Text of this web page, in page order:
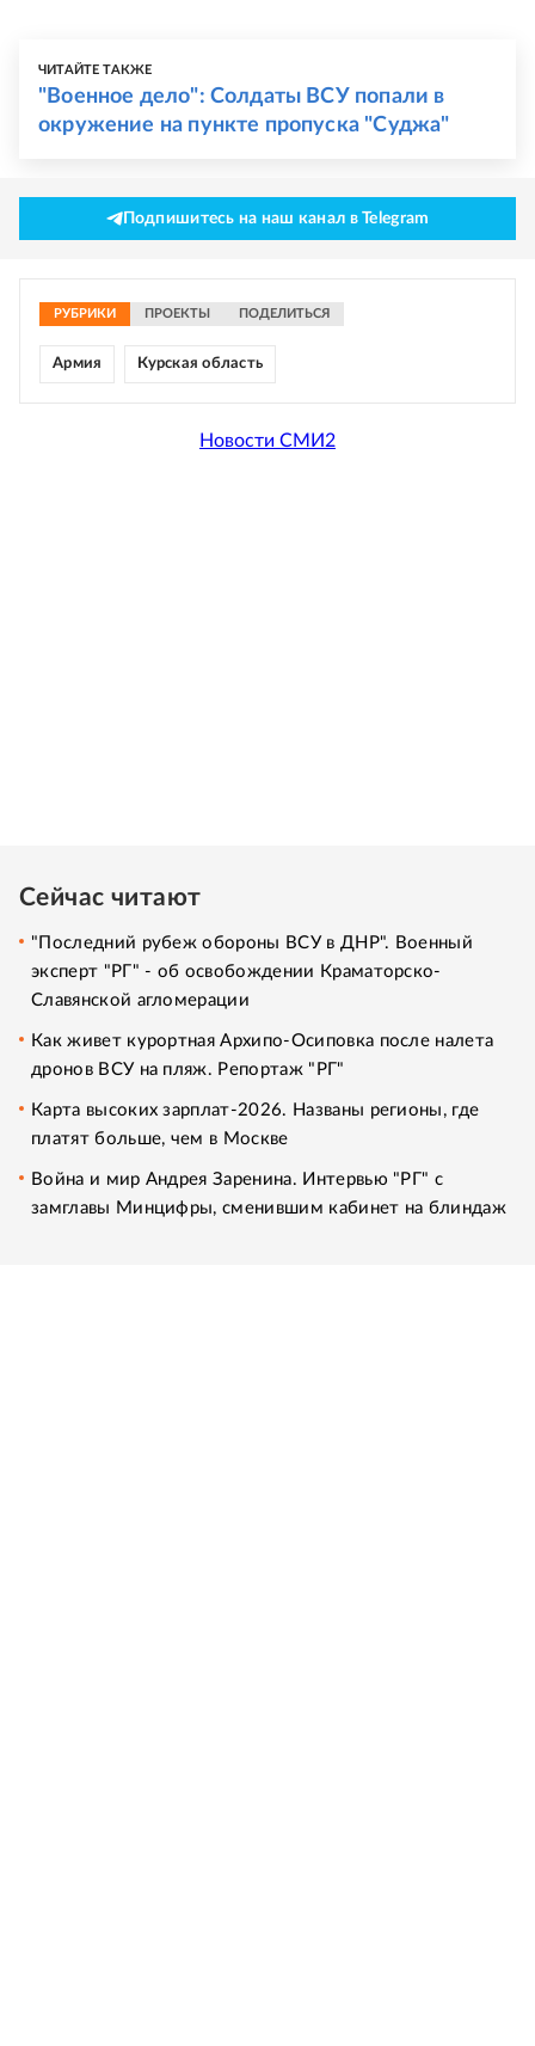
ЧИТАЙТЕ ТАКЖЕ
"Военное дело": Солдаты ВСУ попали в
окружение на пункте пропуска "Суджа"
Подпишитесь на наш канал в Telegram
РУБРИКИ ПРОЕКТЫ ПОДЕЛИТЬСЯ
Армия Курская область
Новости СМИ2
Сейчас читают
"Последний рубеж обороны ВСУ в ДНР". Военный
эксперт "РГ" - об освобождении Краматорско-
Славянской агломерации
Как живет курортная Архипо-Осиповка после налета
дронов ВСУ на пляж. Репортаж "РГ"
Карта высоких зарплат-2026. Названы регионы, где
платят больше, чем в Москве
Война и мир Андрея Заренина. Интервью "РГ" с
замглавы Минцифры, сменившим кабинет на блиндаж